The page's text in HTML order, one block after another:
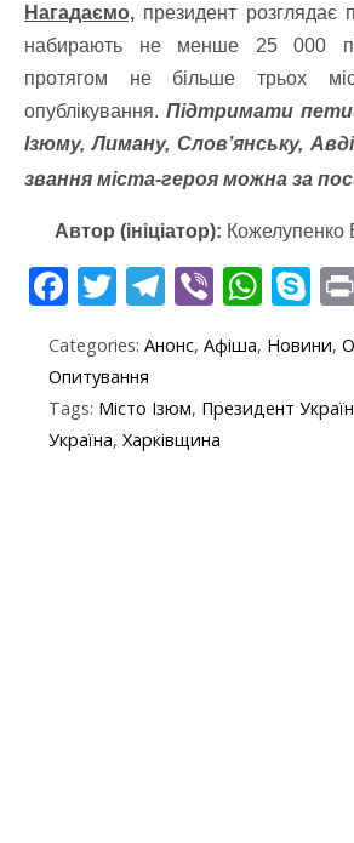
Нагадаємо, президент розглядає
набирають не менше 25 000
протягом не більше трьох
опублікування. Підтримати
Ізюму, Лиману, Слов’янську,
звання міста-героя можна за
Автор (ініціатор): Кожелупенко
F
e
b
o
T
itt
er
T
e
gr
a
Vi
b
er
W
at
s
S
y
p
Categories: Анонс, Афіша, Новини,
Опитування
Tags: Місто Ізюм, Президент
Україна, Харківщина